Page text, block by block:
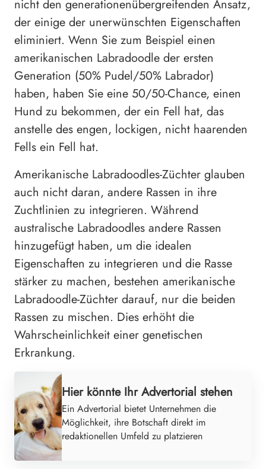
nicht den generationenübergreifenden Ansatz,
der einige der unerwünschten Eigenschaften
eliminiert. Wenn Sie zum Beispiel einen
amerikanischen Labradoodle der ersten
Generation (50% Pudel/50% Labrador)
haben, haben Sie eine 50/50-Chance, einen
Hund zu bekommen, der ein Fell hat, das
anstelle des engen, lockigen, nicht haarenden
Fells ein Fell hat.
Amerikanische Labradoodles-Züchter glauben
auch nicht daran, andere Rassen in ihre
Zuchtlinien zu integrieren. Während
australische Labradoodles andere Rassen
hinzugefügt haben, um die idealen
Eigenschaften zu integrieren und die Rasse
stärker zu machen, bestehen amerikanische
Labradoodle-Züchter darauf, nur die beiden
Rassen zu mischen. Dies erhöht die
Wahrscheinlichkeit einer genetischen
Erkrankung.
Hier könnte Ihr Advertorial stehen
Ein Advertorial bietet Unternehmen die
Möglichkeit, ihre Botschaft direkt im
redaktionellen Umfeld zu platzieren